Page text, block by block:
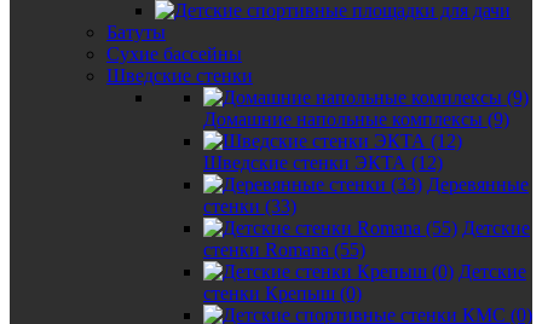
Батуты
Сухие бассейны
Шведские стенки
Домашние напольные комплексы (9)
Шведские стенки ЭКТА (12)
Деревянные
стенки (33)
Детские
стенки Romana (55)
Детские
стенки Крепыш (0)